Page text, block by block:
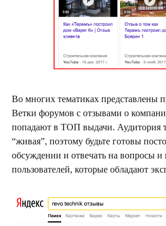
Во многих тематиках представлены
Ветки форумов с отзывами о
попадают в ТОП выдачи. Аудитория
“живая”, поэтому будьте готовы
обсуждении и отвечать на вопросы и
пользователей, которые обладают